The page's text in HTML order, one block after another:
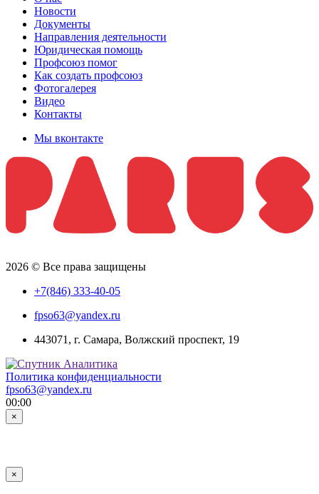
Новости
Документы
Направления деятельности
Юридическая помощь
Профсоюз помог
Как создать профсоюз
Фотогалерея
Видео
Контакты
Мы вконтакте
2026 © Все права защищены
+7(846) 333-40-05
fpso63@yandex.ru
443071, г. Самара, Волжский проспект, 19
Политика конфиденциальности
fpso63@yandex.ru
00:00
×
×